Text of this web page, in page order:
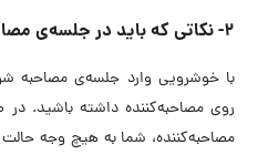
۲- نکاتی که باید در جلسه‌ی مصاحبه رعایت کنید
با خوشرویی وارد جلسه‌ی مصاحبه
روی مصاحبه‌کننده داشته باشید.
مصاحبه‌کننده، شما به هیچ وجه حالت